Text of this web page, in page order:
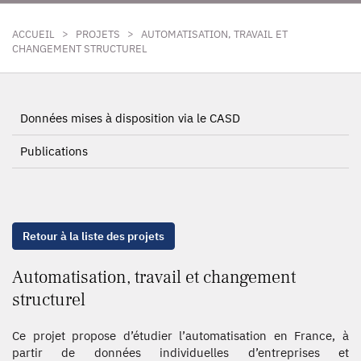
ACCUEIL > PROJETS > AUTOMATISATION, TRAVAIL ET
CHANGEMENT STRUCTUREL
Données mises à disposition via le CASD
Publications
Retour à la liste des projets
Automatisation, travail et changement
structurel
Ce projet propose d’étudier l’automatisation en France, à
partir de données individuelles d’entreprises et